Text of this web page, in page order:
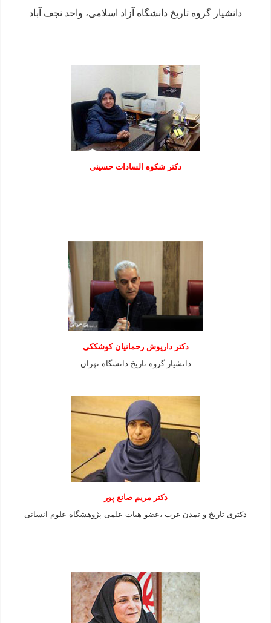
دانشیار گروه تاریخ دانشگاه آزاد اسلامی، واحد نجف آباد
دكتر شكوه السادات حسينی
دکتر داریوش رحمانیان کوشککی
دانشیار گروه تاریخ دانشگاه تهران
دکتر مریم صانع پور
دکتری تاریخ و تمدن غرب ،عضو هیات علمی پژوهشگاه علوم
انسانی